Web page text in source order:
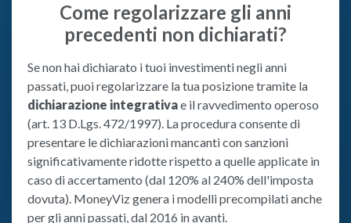
Come regolarizzare gli anni
precedenti non dichiarati?
Se non hai dichiarato i tuoi investimenti negli anni
passati, puoi regolarizzare la tua posizione tramite la
dichiarazione integrativae il ravvedimento operoso
(art. 13 D.Lgs. 472/1997). La procedura consente di
presentare le dichiarazioni mancanti con sanzioni
significativamente ridotte rispetto a quelle applicate in
caso di accertamento (dal 120% al 240% dell'imposta
dovuta). MoneyViz genera i modelli precompilati anche
per gli anni passati, dal 2016 in avanti.